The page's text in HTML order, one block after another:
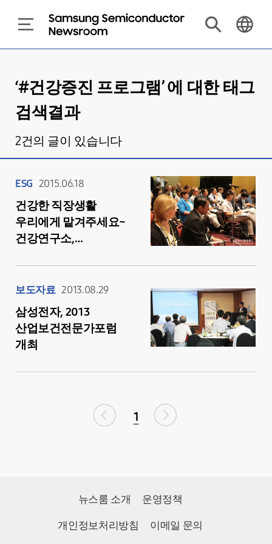
‘#건강증진 프로그램’ 에 대한 태그
검색결과
2건의 글이 있습니다
ESG 2015.06.18
건강한 직장생활
우리에게 맡겨주세요~
건강연구소,
보도자료 2013.08.29
삼성전자, 2013
산업보건전문가포럼
개최
1
뉴스룸 소개 운영정책
개인정보처리방침 이메일 문의